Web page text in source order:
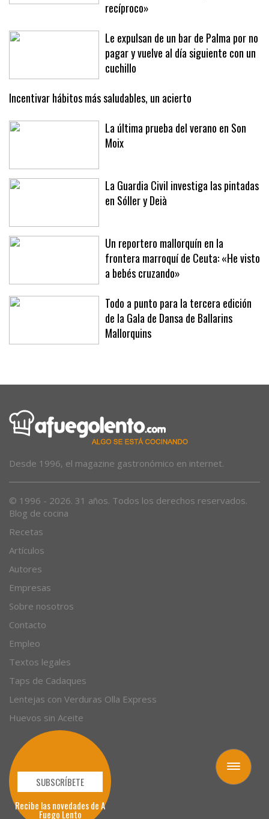
Toggle
navigation
recíproco»
Le expulsan de un bar de Palma por no
pagar y vuelve al día siguiente con un
cuchillo
Incentivar hábitos más saludables, un acierto
La última prueba del verano en Son
Moix
La Guardia Civil investiga las pintadas
en Sóller y Deià
Un reportero mallorquín en la
frontera marroquí de Ceuta: «He visto
a bebés cruzando»
Todo a punto para la tercera edición
de la Gala de Dansa de Ballarins
Mallorquins
Desde 1996, el magazine gastronómico en internet.
© 1996 - 2026. 31 años. Todos los derechos reservados.
Blog de cocina
Recetas
Artículos
Autores
Empresas
Sobre nosotros
Contacto
Empleo
Textos legales
Taps de Cadaques
Lentejas con Verduras Olla Express
Huevos sin Aceite
SUBSCRÍBETE
Recibe las novedades de A
Fuego Lento